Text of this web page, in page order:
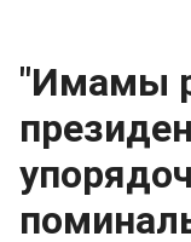
"Имамы